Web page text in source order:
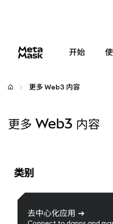
开始
配置
保持安全
更多 Web3 内容
更多 Web3 内容
类别
去中心化应用 ➔